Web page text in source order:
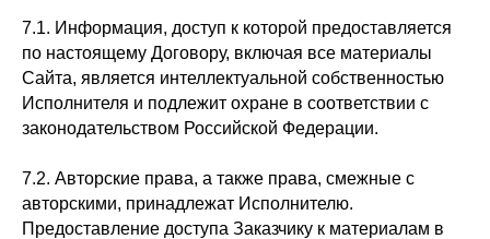
7.1. Информация, доступ к которой предоставляется
по настоящему Договору, включая все материалы
Сайта, является интеллектуальной собственностью
Исполнителя и подлежит охране в соответствии с
законодательством Российской Федерации.
7.2. Авторские права, а также права, смежные с
авторскими, принадлежат Исполнителю.
Предоставление доступа Заказчику к материалам в